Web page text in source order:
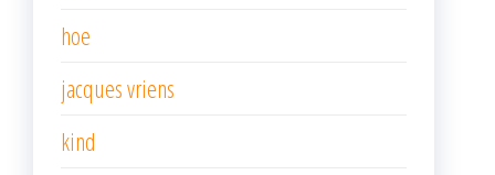
hoe
jacques vriens
kind